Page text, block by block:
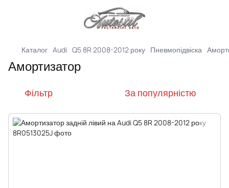
Каталог Audi Q5 8R 2008-2012 року Пневмопідвіска
Амортизатор
Фільтр За популярністю